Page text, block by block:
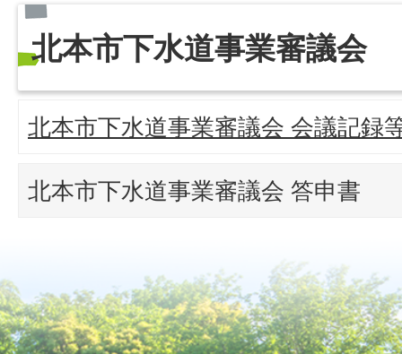
北本市下水道事業審議会
北本市下水道事業審議会 会議記録
北本市下水道事業審議会 答申書